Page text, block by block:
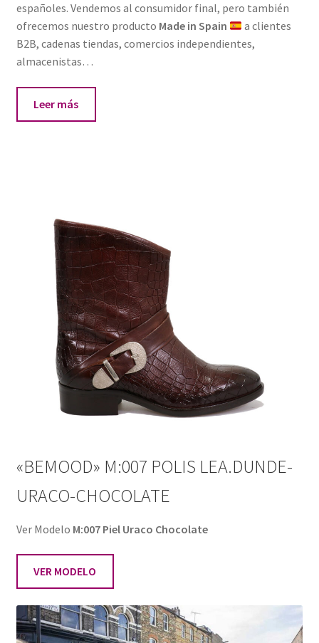
españoles. Vendemos al consumidor final, pero también
ofrecemos nuestro producto Made in Spain
a clientes
B2B, cadenas tiendas, comercios independientes,
almacenistas…
Leer más
«BEMOOD» M:007 POLIS LEA.DUNDE-
URACO-CHOCOLATE
Ver Modelo M:007 Piel Uraco Chocolate
VER MODELO